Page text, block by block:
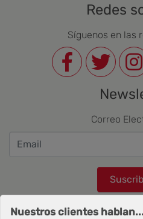
Nuestros clientes
Redes
Síguenos en las
Correo